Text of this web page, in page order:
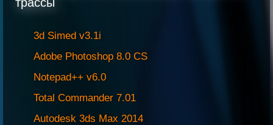
3d Simed v3.1i
Adobe Photoshop 8.0 CS
Notepad++ v6.0
Total Commander 7.01
Autodesk 3ds Max 2014